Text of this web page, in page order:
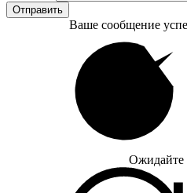
Отправить
Ваше сообщение
Ожидайте